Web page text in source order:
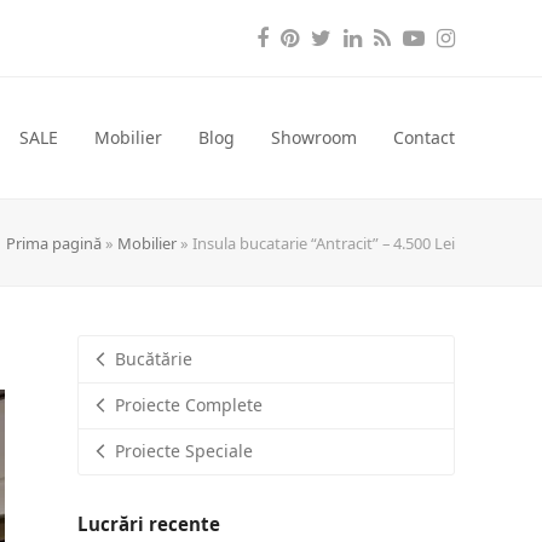
Facebook
Pinterest
Twitter
LinkedIn
RSSYouTube
SALE Mobilier Blog Showroom Contact
Prima pagină » Mobilier » Insula bucatarie “Antracit” – 4.500 Lei
Bucătărie
Proiecte Complete
Proiecte Speciale
Lucrări recente